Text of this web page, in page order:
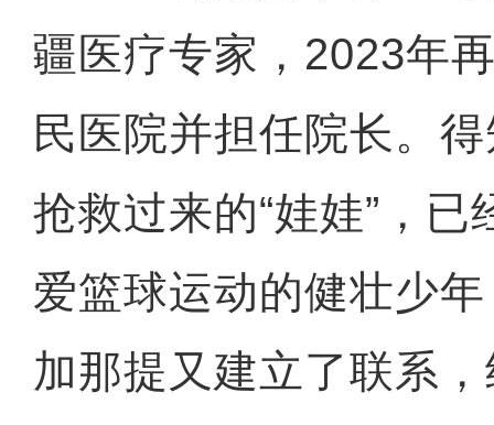
疆医疗专家，2023年
民医院并担任院长。
抢救过来的“娃娃”，
爱篮球运动的健壮少
加那提又建立了联系